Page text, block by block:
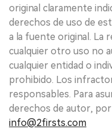
original claramente
derechos de uso de
a la fuente original. La
cualquier otro uso no
cualquier entidad o
prohibido. Los
responsables. Para
derechos de autor,
info@2firsts.com